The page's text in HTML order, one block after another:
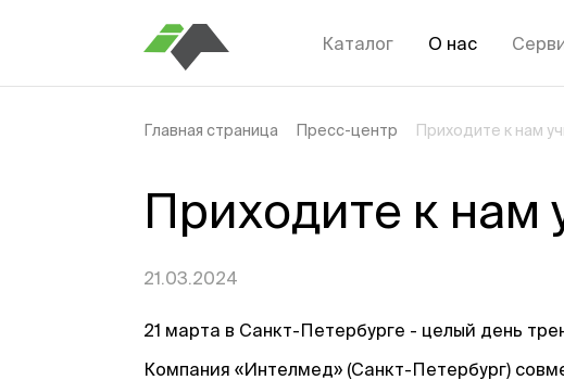
Каталог О нас
Главная страница Пресс-центр Приходите к нам
Приходите к нам
21.03.2024
21 марта в Санкт-Петербурге - целый день
Компания «Интелмед» (Санкт-Петербург)